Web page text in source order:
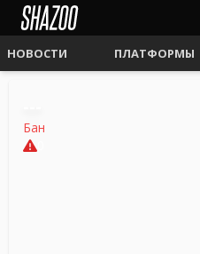
НОВОСТИ ПЛАТФОРМЫ
Бан